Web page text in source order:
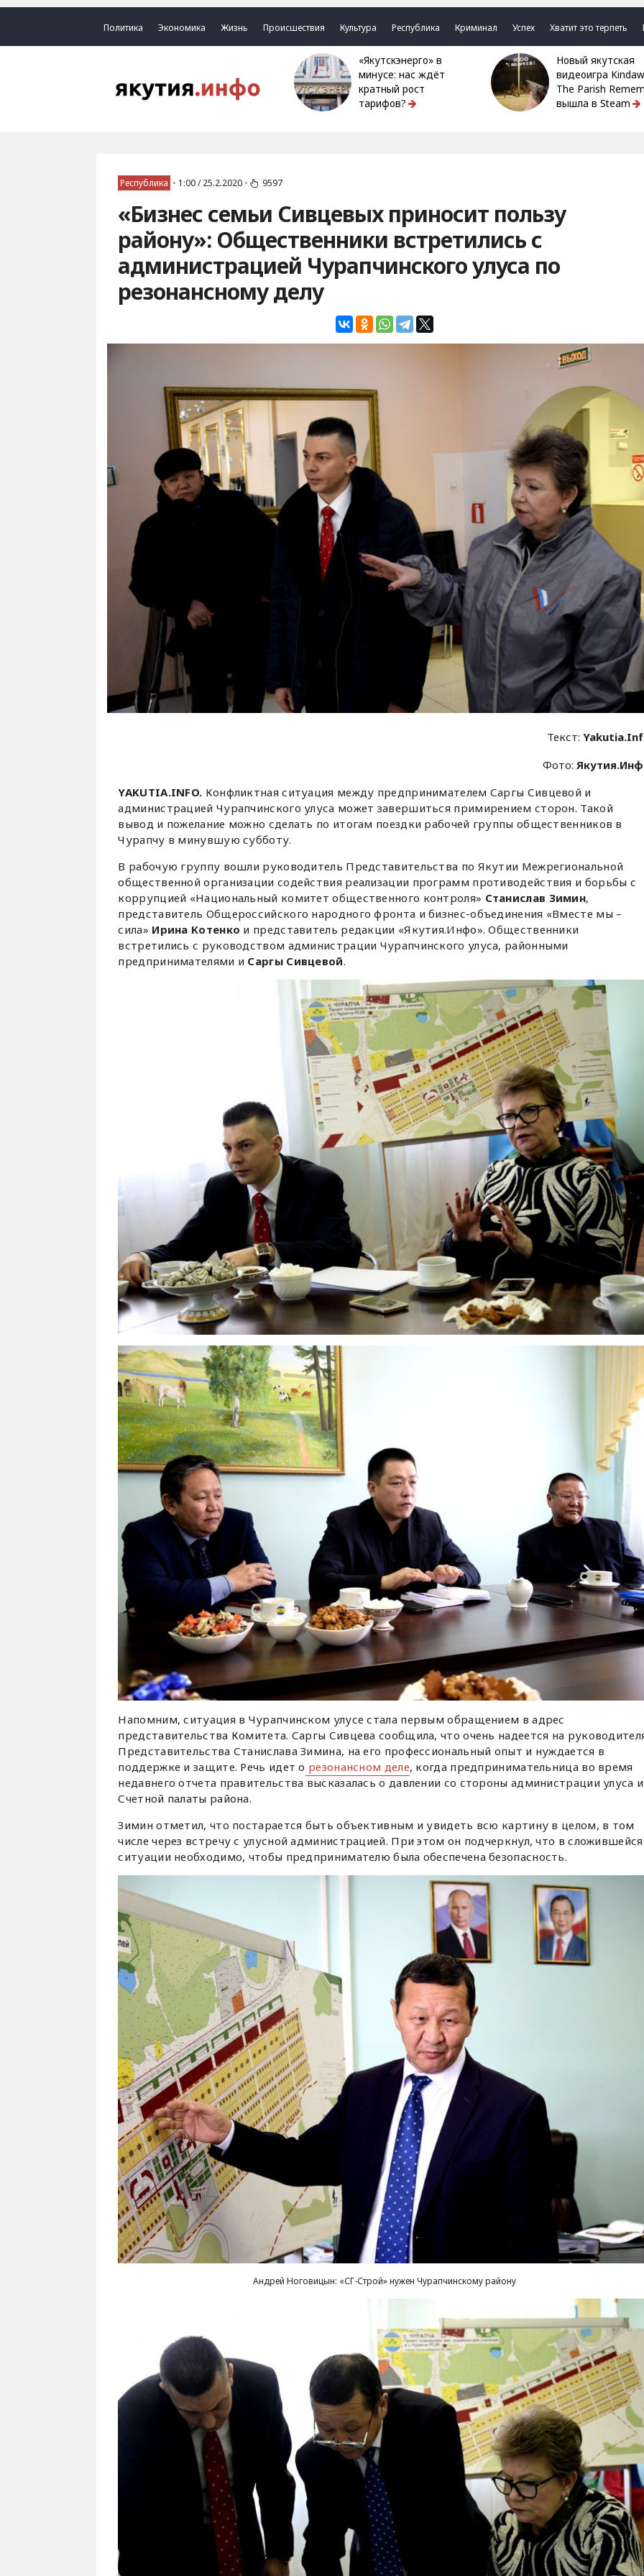
Политика Экономика Жизнь Происшествия Культура Республика Криминал Успех Хватит это терпеть
«Якутскэнерго» в
минусе: нас ждёт
кратный рост
тарифов?
Новый якутская
видеоигра
The Parish
вышла в Steam
Республика • 1:00 / 25.2.2020 • 9597
«Бизнес семьи Сивцевых приносит пользу
району»: Общественники встретились с
администрацией Чурапчинского улуса по
резонансному делу
Текст:
Фото:
YAKUTIA.INFO. Конфликтная ситуация между предпринимателем Саргы Сивцевой и
администрацией Чурапчинского улуса может завершиться примирением сторон. Такой
вывод и пожелание можно сделать по итогам поездки рабочей группы общественников в
Чурапчу в минувшую субботу.
В рабочую группу вошли руководитель Представительства по Якутии Межрегиональной
общественной организации содействия реализации программ противодействия и борьбы с
коррупцией «Национальный комитет общественного контроля» Станислав Зимин,
представитель Общероссийского народного фронта и бизнес-объединения «Вместе мы –
сила» Ирина Котенко и представитель редакции «Якутия.Инфо». Общественники
встретились с руководством администрации Чурапчинского улуса, районными
предпринимателями и Саргы Сивцевой.
Напомним, ситуация в Чурапчинском улусе стала первым обращением в адрес
представительства Комитета. Саргы Сивцева сообщила, что очень надеется на
Представительства Станислава Зимина, на его профессиональный опыт и нуждается в
поддержке и защите. Речь идет о резонансном деле, когда предпринимательница во время
недавнего отчета правительства высказалась о давлении со стороны администрации улуса и
Счетной палаты района.
Зимин отметил, что постарается быть объективным и увидеть всю картину в целом, в том
числе через встречу с улусной администрацией. При этом он подчеркнул, что в сложившейся
ситуации необходимо, чтобы предпринимателю была обеспечена безопасность.
Андрей Ноговицын: «СГ-Строй» нужен Чурапчинскому району